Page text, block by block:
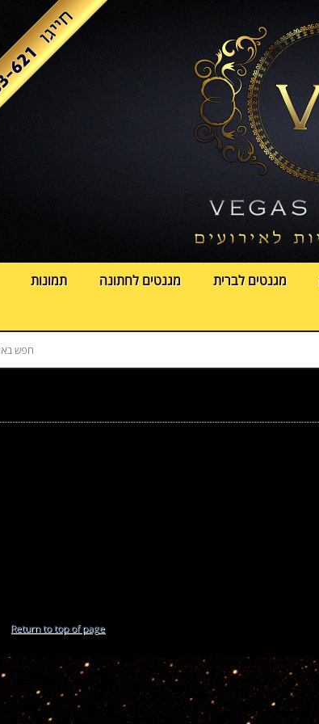
מגנטים לברית מגנטים לחתונה
תמונות
Return to top of page